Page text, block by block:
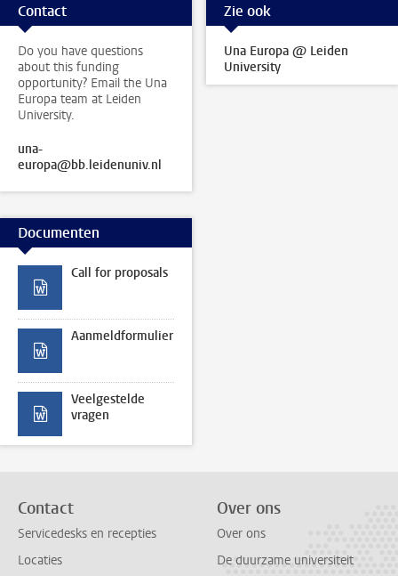
Contact
Do you have questions
about this funding
opportunity? Email the Una
Europa team at Leiden
University.
una-
europa@bb.leidenuniv.nl
Zie ook
Una Europa @ Leiden
University
Documenten
Call for proposals
Aanmeldformulier
Veelgestelde
vragen
Contact
Servicedesks en recepties
Locaties
Over ons
Over ons
De duurzame universiteit